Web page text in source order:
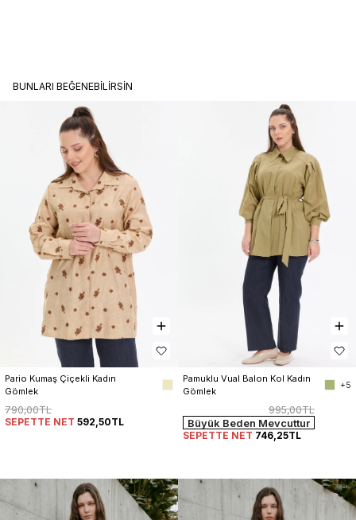
BUNLARI BEĞENEBILIRSIN
Pario Kumaş Çiçekli Kadın
Gömlek
790,00TL
SEPETTE NET 592,50TL
Pamuklu Vual Balon Kol Kadın
Gömlek
+5
995,00TL
Büyük Beden Mevcuttur
SEPETTE NET 746,25TL